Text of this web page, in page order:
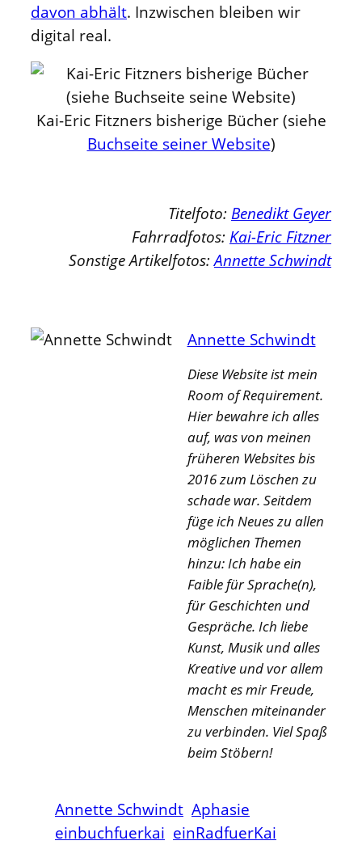
davon abhält. Inzwischen bleiben wir
digital real.
Kai-Eric Fitzners bisherige Bücher (siehe
Buchseite seiner Website)
Titelfoto: Benedikt Geyer
Fahrradfotos: Kai-Eric Fitzner
Sonstige Artikelfotos:Annette Schwindt
Annette Schwindt
Diese Website ist mein
Room of Requirement.
Hier bewahre ich alles
auf, was von meinen
früheren Websites bis
2016 zum Löschen zu
schade war. Seitdem
füge ich Neues zu allen
möglichen Themen
hinzu: Ich habe ein
Faible für Sprache(n),
für Geschichten und
Gespräche. Ich liebe
Kunst, Musik und alles
Kreative und vor allem
macht es mir Freude,
Menschen miteinander
zu verbinden. Viel Spaß
beim Stöbern!
Annette Schwindt Aphasie
einbuchfuerkai einRadfuerKai